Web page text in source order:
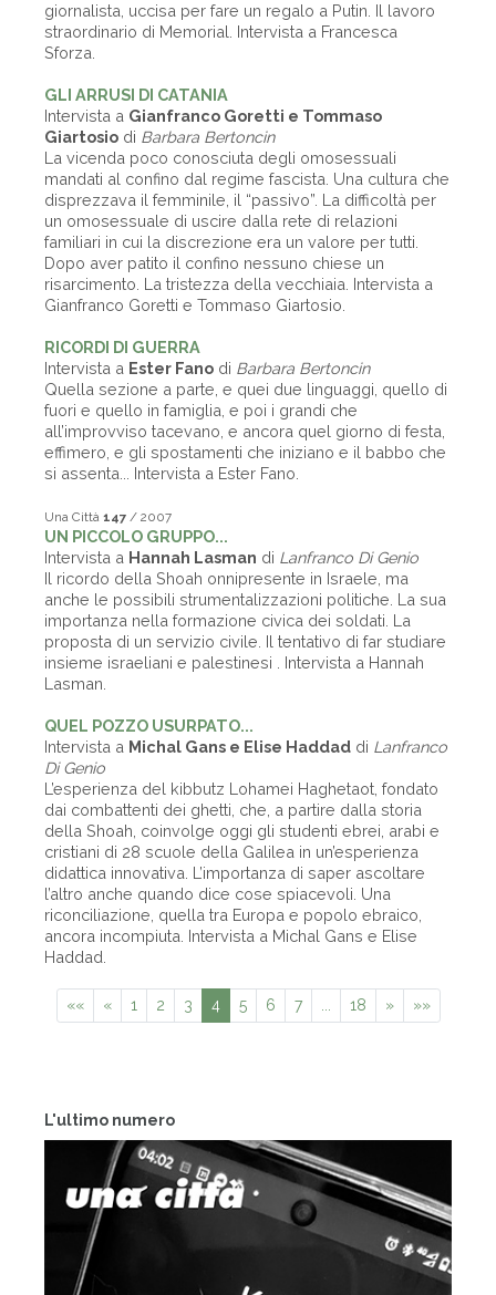
L'ultimo numero
giornalista, uccisa per fare un regalo a Putin. Il lavoro
straordinario di Memorial. Intervista a Francesca
Sforza.
GLI ARRUSI DI CATANIA
Intervista a Gianfranco Goretti e Tommaso
Giartosio di Barbara Bertoncin
La vicenda poco conosciuta degli omosessuali
mandati al confino dal regime fascista. Una cultura che
disprezzava il femminile, il “passivo”. La difficoltà per
un omosessuale di uscire dalla rete di relazioni
familiari in cui la discrezione era un valore per tutti.
Dopo aver patito il confino nessuno chiese un
risarcimento. La tristezza della vecchiaia. Intervista a
Gianfranco Goretti e Tommaso Giartosio.
RICORDI DI GUERRA
Intervista a Ester Fano di Barbara Bertoncin
Quella sezione a parte, e quei due linguaggi, quello di
fuori e quello in famiglia, e poi i grandi che
all’improvviso tacevano, e ancora quel giorno di festa,
effimero, e gli spostamenti che iniziano e il babbo che
si assenta... Intervista a Ester Fano.
Una Città 147 / 2007
UN PICCOLO GRUPPO...
Intervista a Hannah Lasman di Lanfranco Di Genio
Il ricordo della Shoah onnipresente in Israele, ma
anche le possibili strumentalizzazioni politiche. La sua
importanza nella formazione civica dei soldati. La
proposta di un servizio civile. Il tentativo di far studiare
insieme israeliani e palestinesi . Intervista a Hannah
Lasman.
QUEL POZZO USURPATO...
Intervista a Michal Gans e Elise Haddad di Lanfranco
Di Genio
L’esperienza del kibbutz Lohamei Haghetaot, fondato
dai combattenti dei ghetti, che, a partire dalla storia
della Shoah, coinvolge oggi gli studenti ebrei, arabi e
cristiani di 28 scuole della Galilea in un’esperienza
didattica innovativa. L’importanza di saper ascoltare
l’altro anche quando dice cose spiacevoli. Una
riconciliazione, quella tra Europa e popolo ebraico,
ancora incompiuta. Intervista a Michal Gans e Elise
Haddad.
«« « 1 2 3 4 5 6 7 18 » »»